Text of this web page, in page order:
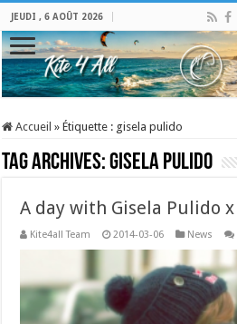
JEUDI , 6 AOÛT 2026
Accueil » Étiquette : gisela pulido
Tag Archives:gisela pulido
A day with Gisela Pulido x
Kite4all Team 2014-03-06 News